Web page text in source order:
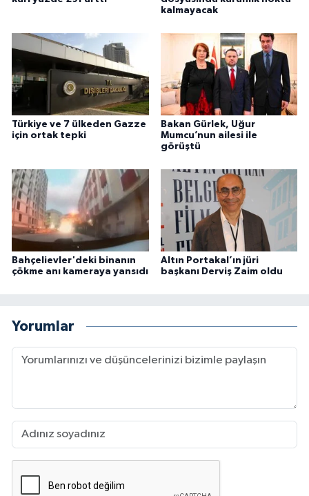
kalmayacak
Türkiye ve 7 ülkeden Gazze
için ortak tepki
Bakan Gürlek, Uğur
Mumcu’nun ailesi ile
görüştü
Bahçelievler'deki binanın
çökme anı kameraya yansıdı
Altın Portakal’ın jüri
başkanı Derviş Zaim oldu
Yorumlar